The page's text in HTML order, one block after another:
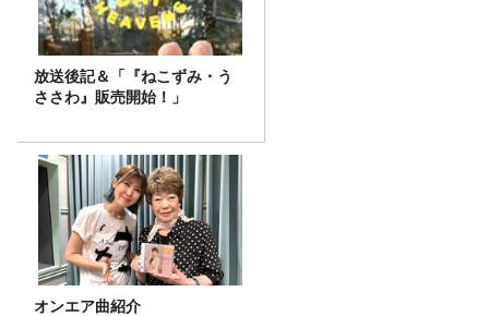
放送後記＆「『ねこずみ・う
ささわ』販売開始！」
オンエア曲紹介